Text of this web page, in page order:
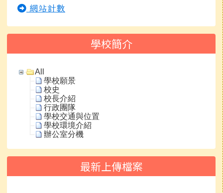
網站計數
學校簡介
All
學校願景
校史
校長介紹
行政團隊
學校交通與位置
學校環境介紹
辦公室分機
最新上傳檔案